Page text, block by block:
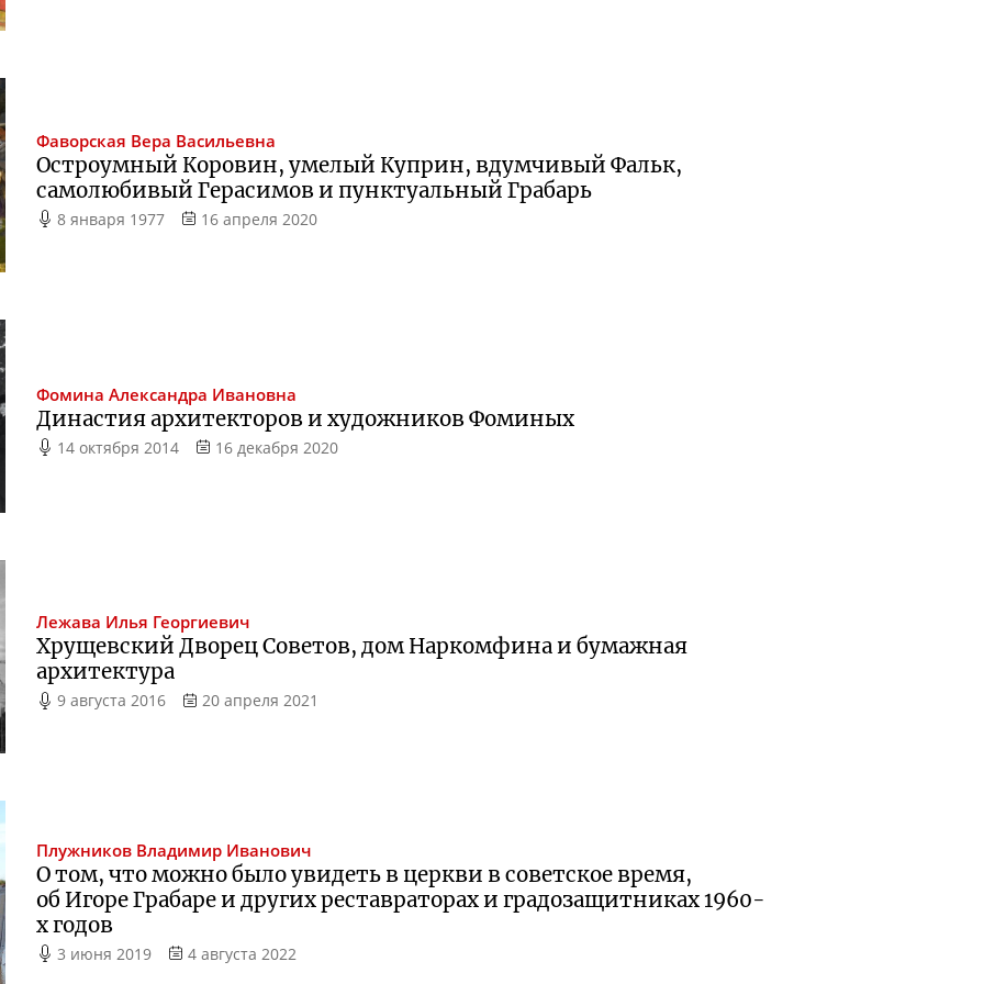
Фаворская Вера Васильевна
Остроумный Коровин, умелый Куприн, вдумчивый Фальк,
самолюбивый Герасимов и пунктуальный Грабарь
8 января 1977 16 апреля 2020
Фомина Александра Ивановна
Династия архитекторов и художников Фоминых
14 октября 2014 16 декабря 2020
Лежава Илья Георгиевич
Хрущевский Дворец Советов, дом Наркомфина и бумажная
архитектура
9 августа 2016 20 апреля 2021
Плужников Владимир Иванович
О том, что можно было увидеть в церкви в советское время,
об Игоре Грабаре и других реставраторах и градозащитниках1960-
хгодов
3 июня 2019 4 августа 2022